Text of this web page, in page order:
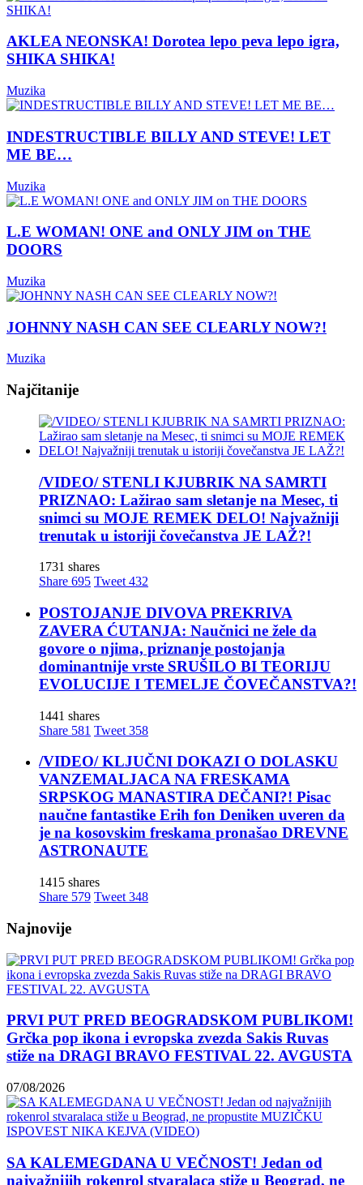
AKLEA NEONSKA! Dorotea lepo peva lepo igra,
SHIKA SHIKA!
Muzika
INDESTRUCTIBLE BILLY AND STEVE! LET
ME BE…
Muzika
L.E WOMAN! ONE and ONLY JIM on THE
DOORS
Muzika
JOHNNY NASH CAN SEE CLEARLY NOW?!
Muzika
Najčitanije
/VIDEO/ STENLI KJUBRIK NA SAMRTI
PRIZNAO: Lažirao sam sletanje na Mesec, ti
snimci su MOJE REMEK DELO! Najvažniji
trenutak u istoriji čovečanstva JE LAŽ?!
1731 shares
Share 695 Tweet 432
POSTOJANJE DIVOVA PREKRIVA
ZAVERA ĆUTANJA: Naučnici ne žele da
govore o njima, priznanje postojanja
dominantnije vrste SRUŠILO BI TEORIJU
EVOLUCIJE I TEMELJE ČOVEČANSTVA?!
1441 shares
Share 581 Tweet 358
/VIDEO/ KLJUČNI DOKAZI O DOLASKU
VANZEMALJACA NA FRESKAMA
SRPSKOG MANASTIRA DEČANI?! Pisac
naučne fantastike Erih fon Deniken uveren da
je na kosovskim freskama pronašao DREVNE
ASTRONAUTE
1415 shares
Share 579 Tweet 348
Najnovije
PRVI PUT PRED BEOGRADSKOM PUBLIKOM!
Grčka pop ikona i evropska zvezda Sakis Ruvas
stiže na DRAGI BRAVO FESTIVAL 22. AVGUSTA
07/08/2026
SA KALEMEGDANA U VEČNOST! Jedan od
najvažnijih rokenrol stvaralaca stiže u Beograd, ne